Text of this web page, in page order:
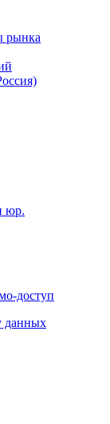
рынка
юр.
доступ
данных